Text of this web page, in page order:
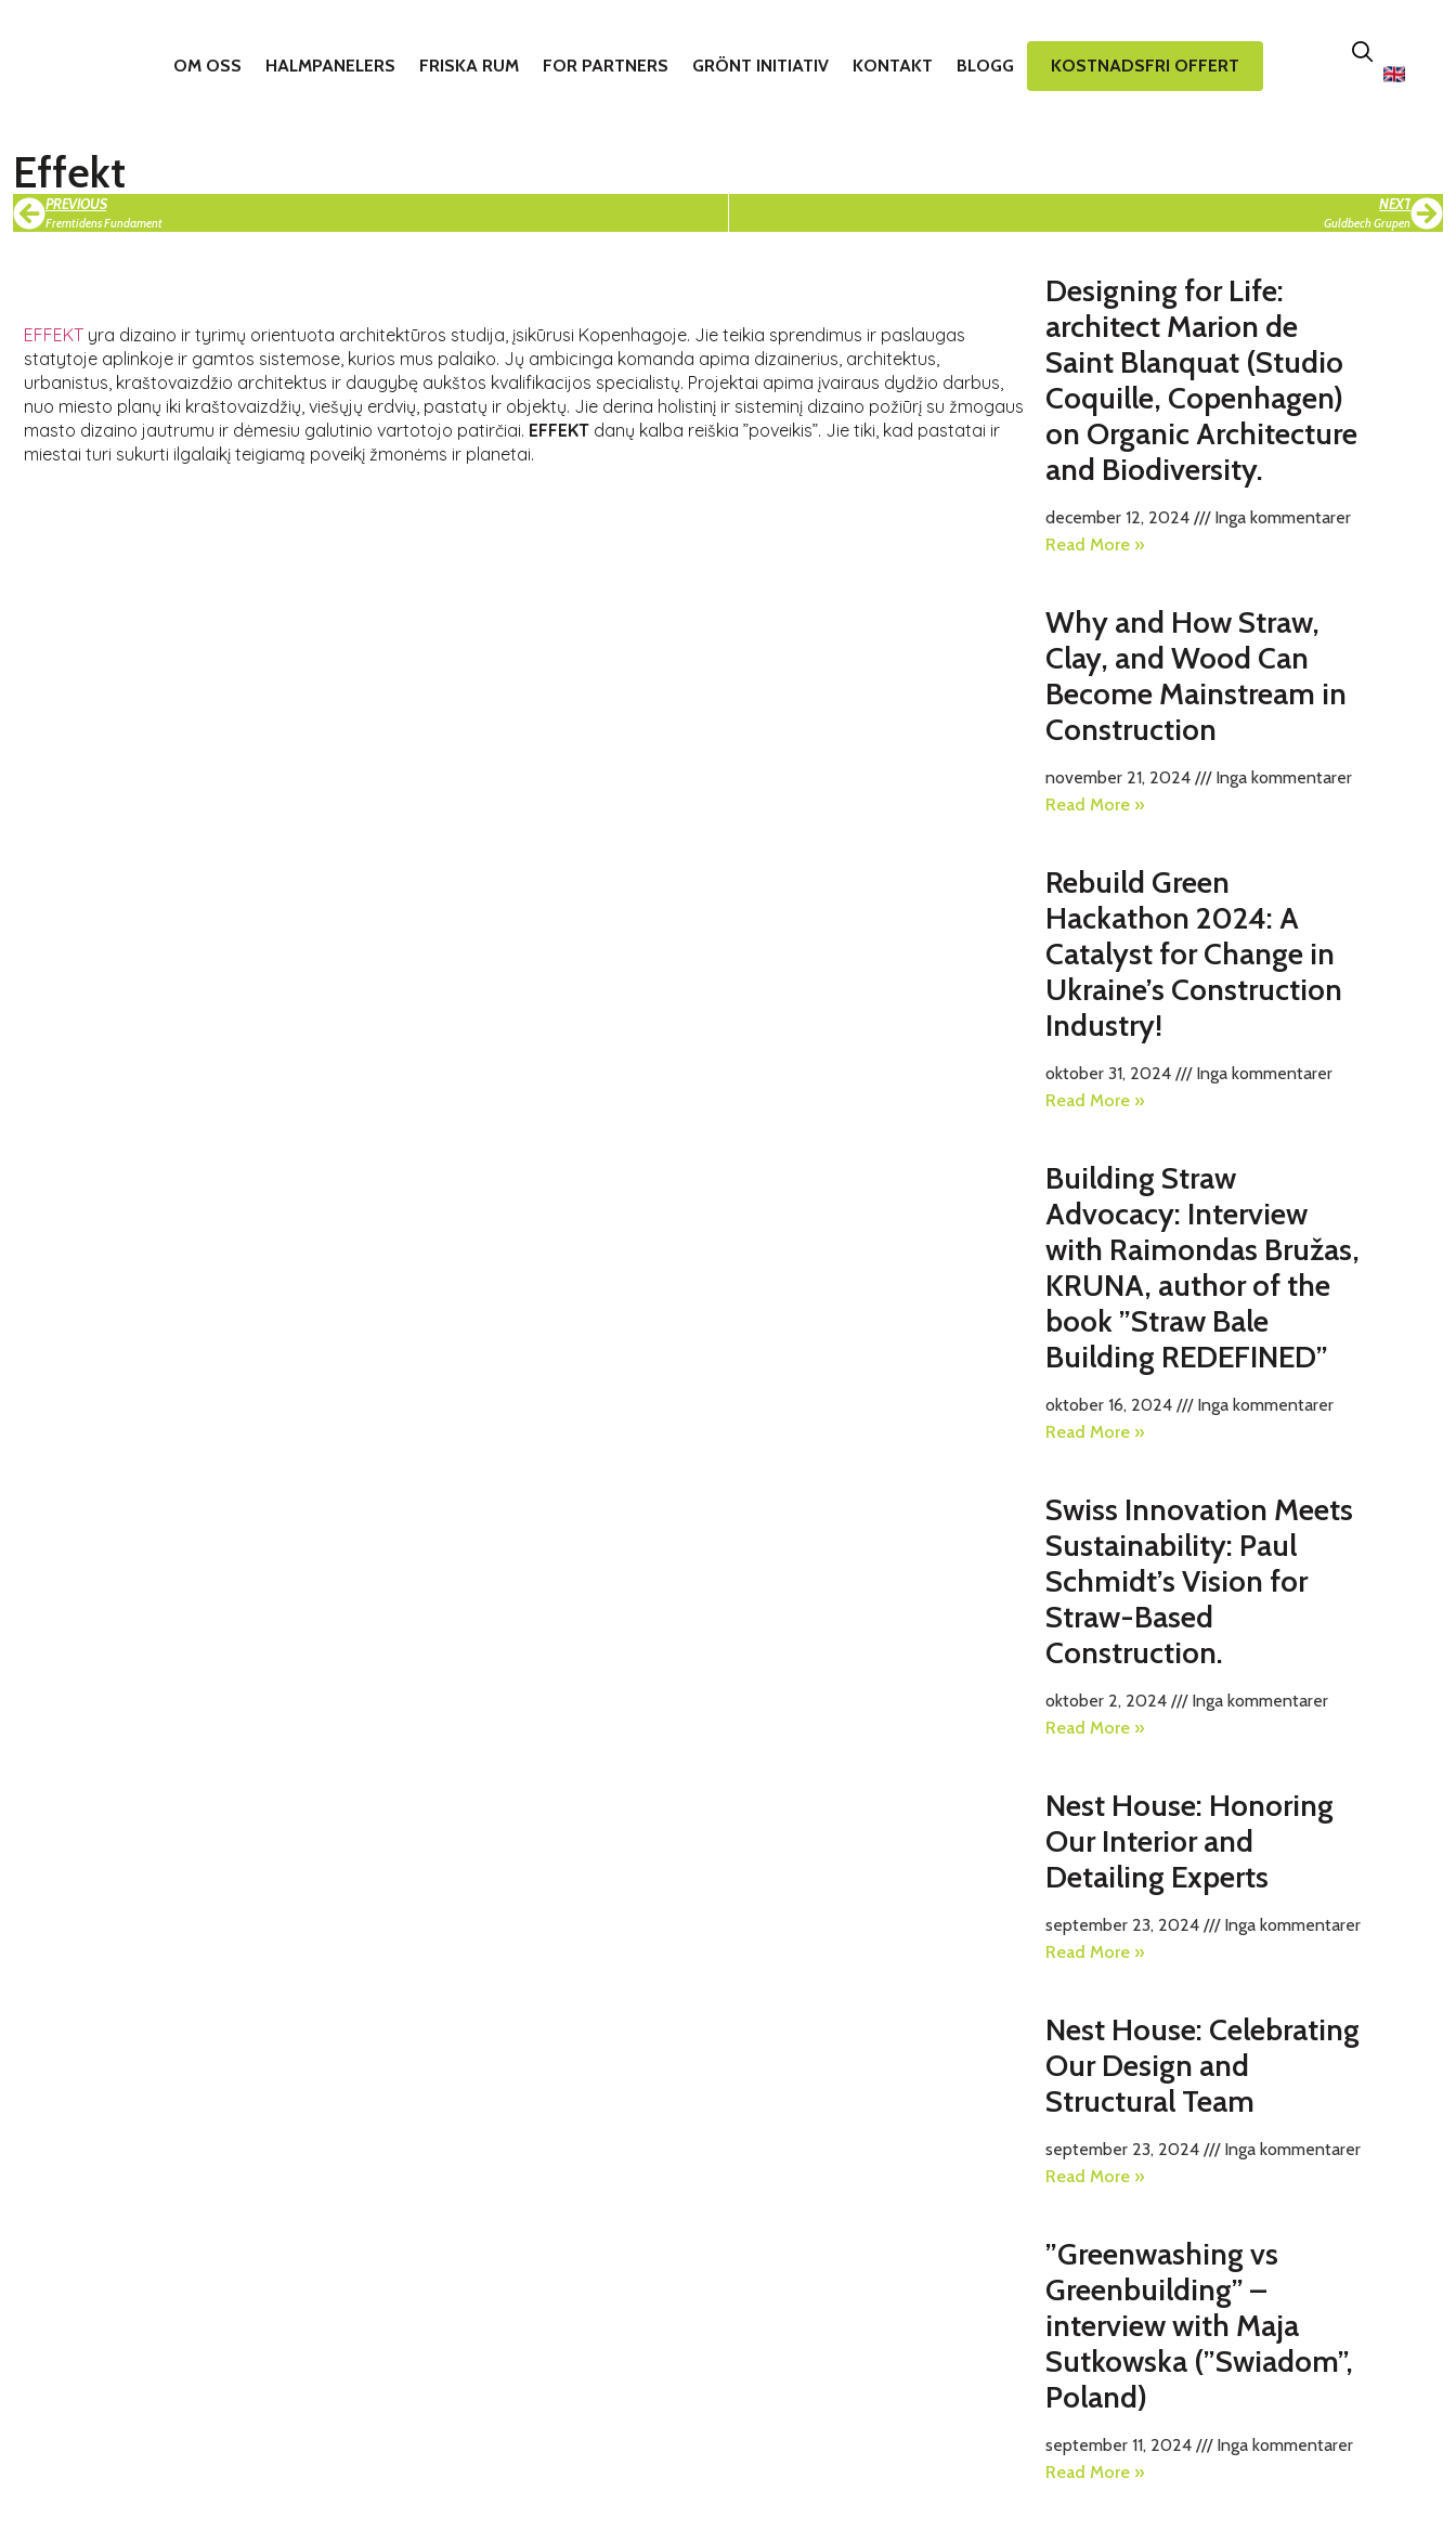
OM OSS HALMPANELERS FRISKA RUM FOR PARTNERS GRÖNT INITIATIV KONTAKT BLOGG KOSTNADSFRI OFFERT
Effekt
PREVIOUS
Fremtidens Fundament
NEXT
Guldbech Grupen
EFFEKT yra dizaino ir tyrimų orientuota architektūros studija, įsikūrusi Kopenhagoje. Jie teikia sprendimus ir paslaugas
statytoje aplinkoje ir gamtos sistemose, kurios mus palaiko. Jų ambicinga komanda apima dizainerius, architektus,
urbanistus, kraštovaizdžio architektus ir daugybę aukštos kvalifikacijos specialistų. Projektai apima įvairaus dydžio darbus,
nuo miesto planų iki kraštovaizdžių, viešųjų erdvių, pastatų ir objektų. Jie derina holistinį ir sisteminį dizaino požiūrį su žmogaus
masto dizaino jautrumu ir dėmesiu galutinio vartotojo patirčiai. EFFEKT danų kalba reiškia ”poveikis”. Jie tiki, kad pastatai ir
miestai turi sukurti ilgalaikį teigiamą poveikį žmonėms ir planetai.
Designing for Life:
architect Marion de
Saint Blanquat (Studio
Coquille, Copenhagen)
on Organic Architecture
and Biodiversity.
december 12, 2024
Inga kommentarer
Read More »
Why and How Straw,
Clay, and Wood Can
Become Mainstream in
Construction
november 21, 2024
Inga kommentarer
Read More »
Rebuild Green
Hackathon 2024: A
Catalyst for Change in
Ukraine’s Construction
Industry!
oktober 31, 2024
Inga kommentarer
Read More »
Building Straw
Advocacy: Interview
with Raimondas Bružas,
KRUNA, author of the
book ”Straw Bale
Building REDEFINED”
oktober 16, 2024
Inga kommentarer
Read More »
Swiss Innovation Meets
Sustainability: Paul
Schmidt’s Vision for
Straw-Based
Construction.
oktober 2, 2024
Inga kommentarer
Read More »
Nest House: Honoring
Our Interior and
Detailing Experts
september 23, 2024
Inga kommentarer
Read More »
Nest House: Celebrating
Our Design and
Structural Team
september 23, 2024
Inga kommentarer
Read More »
”Greenwashing vs
Greenbuilding” –
interview with Maja
Sutkowska (”Swiadom”,
Poland)
september 11, 2024
Inga kommentarer
Read More »